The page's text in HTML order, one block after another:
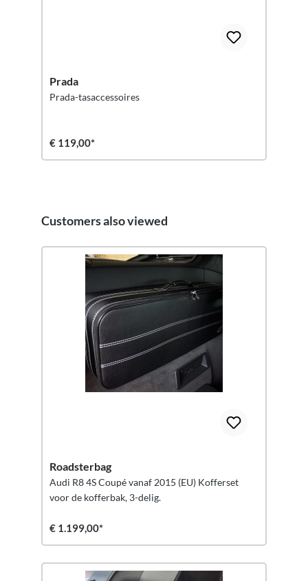
Prada
Prada-tasaccessoires
€ 119,00*
Productgalerij overslaan
Customers also viewed
Roadsterbag
Audi R8 4S Coupé vanaf 2015 (EU) Kofferset
voor de kofferbak, 3-delig.
€ 1.199,00*